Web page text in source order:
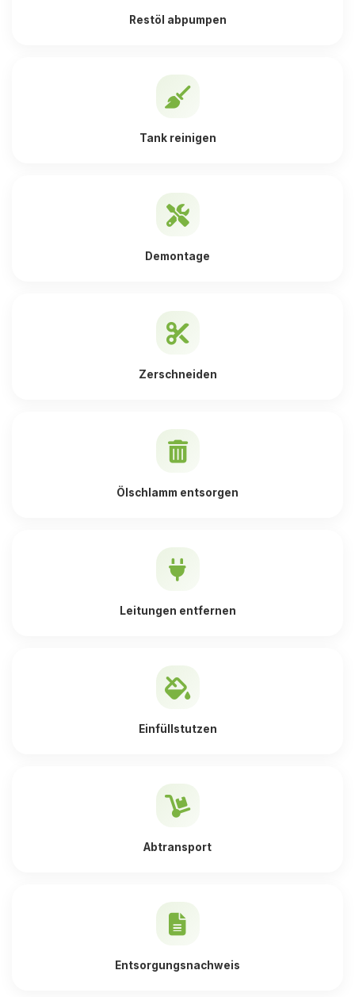
Restöl abpumpen
Tank reinigen
Demontage
Zerschneiden
Ölschlamm entsorgen
Leitungen entfernen
Einfüllstutzen
Abtransport
Entsorgungsnachweis